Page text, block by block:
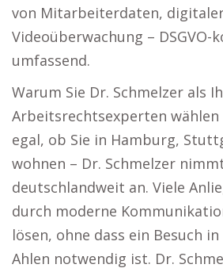
von Mitarbeiterdaten,
Videoüberwachung – DSGVO-
umfassend.
Warum Sie Dr. Schmelzer als
Arbeitsrechtsexperten wählen
egal, ob Sie in Hamburg,
wohnen – Dr. Schmelzer
deutschlandweit an. Viele
durch moderne
lösen, ohne dass ein Besuch
Ahlen notwendig ist. Dr.